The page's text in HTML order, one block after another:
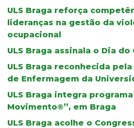
ULS Braga reforça
lideranças na gestão da
ocupacional
ULS Braga assinala o Dia do
ULS Braga reconhecida
de Enfermagem da
ULS Braga integra
Movimento®”, em Braga
ULS Braga acolhe o